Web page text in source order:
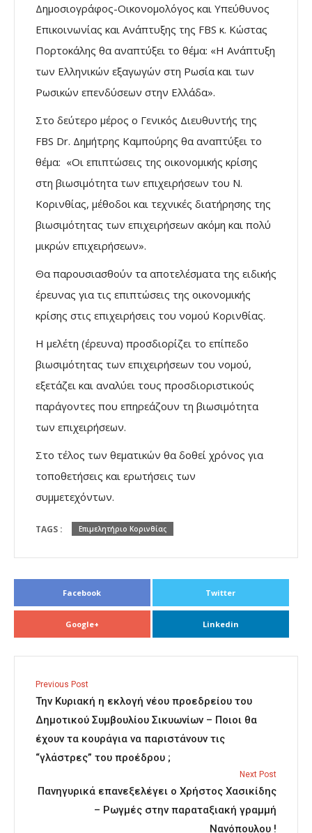
Δημοσιογράφος-Οικονομολόγος και Υπεύθυνος
Επικοινωνίας και Ανάπτυξης της FBS κ. Κώστας
Πορτοκάλης θα αναπτύξει το θέμα: «Η Ανάπτυξη
των Ελληνικών εξαγωγών στη Ρωσία και των
Ρωσικών επενδύσεων στην Ελλάδα».
Στο δεύτερο μέρος ο Γενικός Διευθυντής της
FBS Dr. Δημήτρης Καμπούρης θα αναπτύξει το
θέμα: «Οι επιπτώσεις της οικονομικής κρίσης
στη βιωσιμότητα των επιχειρήσεων του Ν.
Κορινθίας, μέθοδοι και τεχνικές διατήρησης της
βιωσιμότητας των επιχειρήσεων ακόμη και πολύ
μικρών επιχειρήσεων».
Θα παρουσιασθούν τα αποτελέσματα της ειδικής
έρευνας για τις επιπτώσεις της οικονομικής
κρίσης στις επιχειρήσεις του νομού Κορινθίας.
Η μελέτη (έρευνα) προσδιορίζει το επίπεδο
βιωσιμότητας των επιχειρήσεων του νομού,
εξετάζει και αναλύει τους προσδιοριστικούς
παράγοντες που επηρεάζουν τη βιωσιμότητα
των επιχειρήσεων.
Στο τέλος των θεματικών θα δοθεί χρόνος για
τοποθετήσεις και ερωτήσεις των
συμμετεχόντων.
TAGS : Επιμελητήριο Κορινθίας
Facebook Twitter
Google+ Linkedin
Previous Post
Την Κυριακή η εκλογή νέου προεδρείου του
Δημοτικού Συμβουλίου Σικυωνίων – Ποιοι θα
έχουν τα κουράγια να παριστάνουν τις
“γλάστρες” του προέδρου ;
Next Post
Πανηγυρικά επανεξελέγει ο Χρήστος Χασικίδης
– Ρωγμές στην παραταξιακή γραμμή
Νανόπουλου !